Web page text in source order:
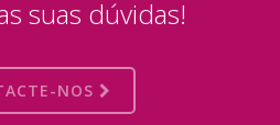
suas dúvidas!
NOS